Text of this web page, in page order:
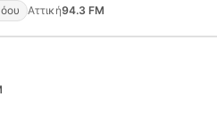
Αττική94.3 FM